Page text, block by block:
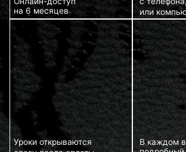
ЧТО ВЫ ПОЛУЧИТЕ